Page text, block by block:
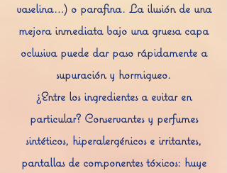
vaselina…) o parafina. La ilusión de una
mejora inmediata bajo una gruesa capa
oclusiva puede dar paso rápidamente a
supuración y hormigueo.
¿Entre los ingredientes a evitar en
particular? Conservantes y perfumes
sintéticos, hiperalergénicos e irritantes,
pantallas de componentes tóxicos: huye